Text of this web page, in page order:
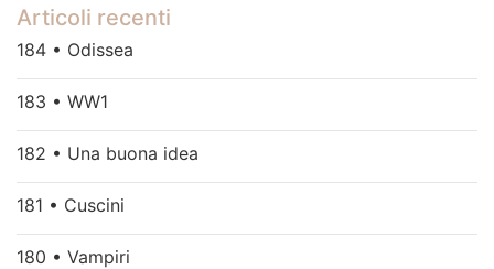
Articoli recenti
184 • Odissea
183 • WW1
182 • Una buona idea
181 • Cuscini
180 • Vampiri